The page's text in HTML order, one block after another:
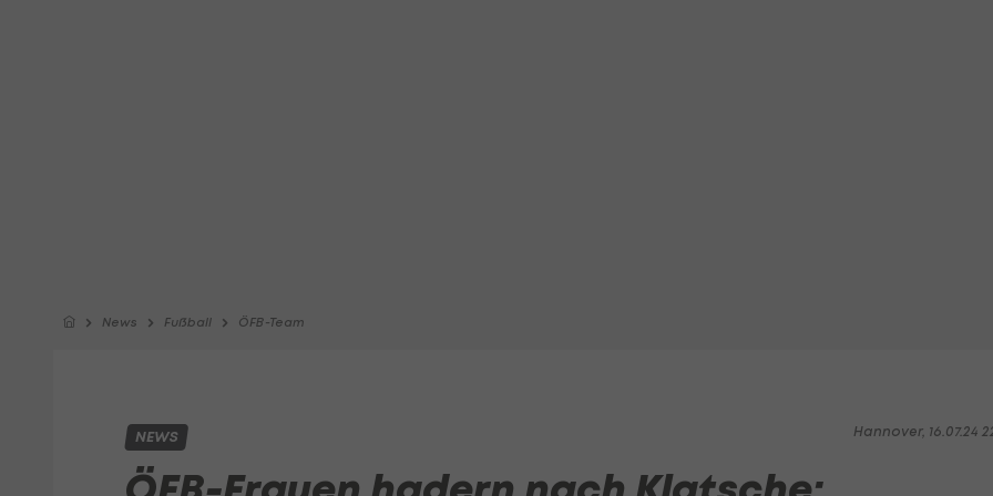
News Fußball ÖFB-Team
Hannover, 16.07.24
NEWS